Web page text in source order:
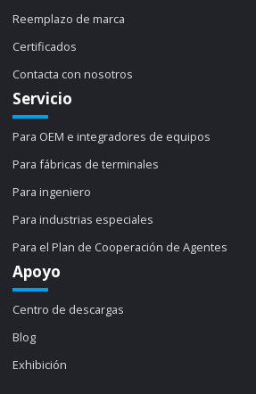
Reemplazo de marca
Certificados
Contacta con nosotros
Servicio
Para OEM e integradores de equipos
Para fábricas de terminales
Para ingeniero
Para industrias especiales
Para el Plan de Cooperación de Agentes
Apoyo
Centro de descargas
Blog
Exhibición